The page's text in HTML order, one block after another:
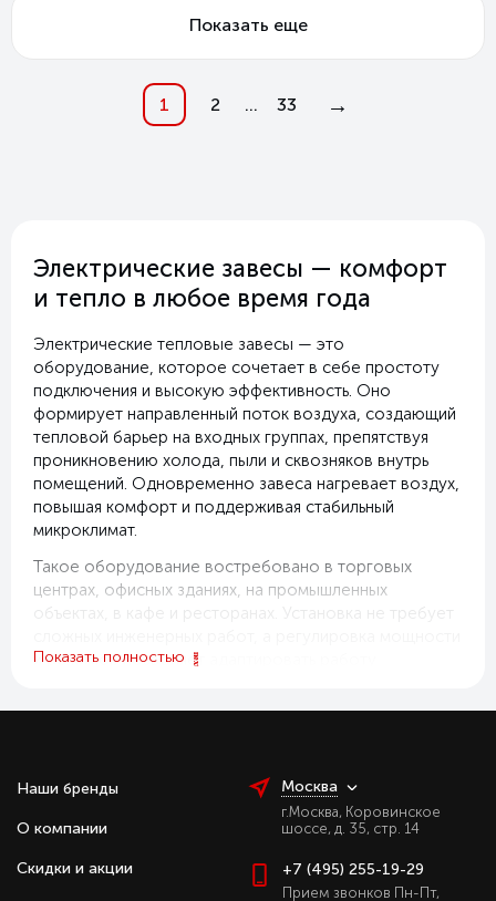
Показать еще
1 2 ... 33 →
Электрические завесы — комфорт
и тепло в любое время года
Электрические тепловые завесы — это
оборудование, которое сочетает в себе простоту
подключения и высокую эффективность. Оно
формирует направленный поток воздуха, создающий
тепловой барьер на входных группах, препятствуя
проникновению холода, пыли и сквозняков внутрь
помещений. Одновременно завеса нагревает воздух,
повышая комфорт и поддерживая стабильный
микроклимат.
Такое оборудование востребовано в торговых
центрах, офисных зданиях, на промышленных
объектах, в кафе и ресторанах. Установка не требует
и режимов позволяет адаптировать работу
Для бизнеса это решение, которое помогает
повысить общую энергоэффективность здания.
Простота, надёжность и эффективность в
На нашем сайте представлены электрические
Показать полностью
Наши бренды
О компании
Скидки и акции
Москва
г.Москва, Коровинское
шоссе, д. 35, стр. 14
+7 (495) 255-19-29
Прием звонков Пн-Пт,